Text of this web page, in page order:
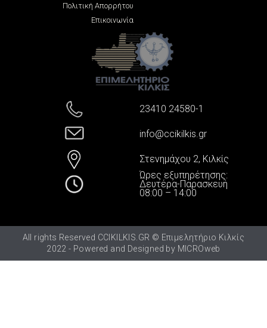
Πολιτική Απορρήτου
Επικοινωνία
23410 24580-1
info@ccikilkis.gr
Στενημάχου 2, Κιλκίς
Ώρες εξυπηρέτησης:
Δευτέρα-Παρασκευή
08:00 – 14:00
All rights Reserved CCIKILKIS.GR © Επιμελητήριο Κιλκίς
2022 - Powered and Designed by MICROweb